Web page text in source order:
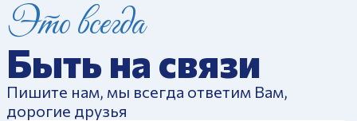
Это всегда
Быть на связи
Пишите нам, мы всегда ответим Вам,
дорогие друзья